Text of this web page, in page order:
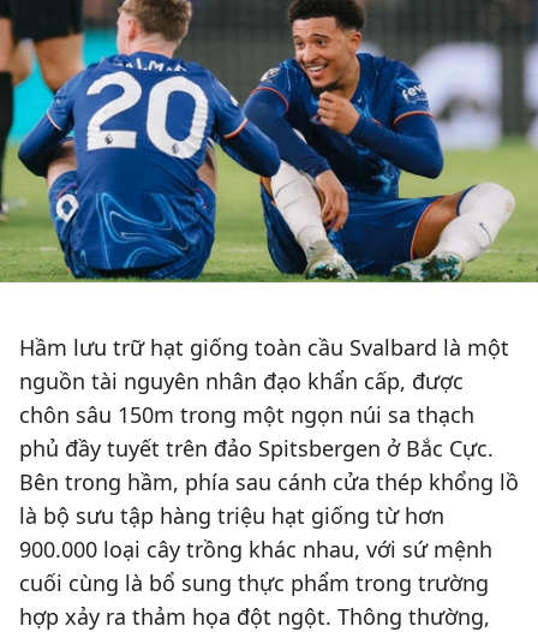
Hầm lưu trữ hạt giống toàn cầu Svalbard là một
nguồn tài nguyên nhân đạo khẩn cấp, được
chôn sâu 150m trong một ngọn núi sa thạch
phủ đầy tuyết trên đảo Spitsbergen ở Bắc Cực.
Bên trong hầm, phía sau cánh cửa thép khổng lồ
là bộ sưu tập hàng triệu hạt giống từ hơn
900.000 loại cây trồng khác nhau, với sứ mệnh
cuối cùng là bổ sung thực phẩm trong trường
hợp xảy ra thảm họa đột ngột. Thông thường,